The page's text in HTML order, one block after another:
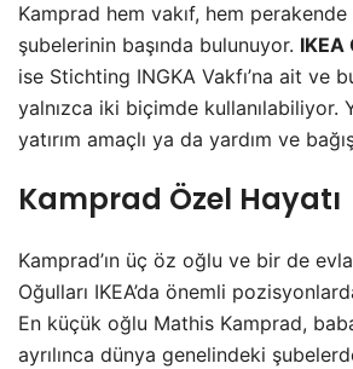
Kamprad hem vakıf, hem
şubelerinin başında bulunuyor. IKEA
ise Stichting INGKA Vakfı’na ait ve
yalnızca iki biçimde kullanılabiliyor.
yatırım amaçlı ya da yardım ve
Kamprad Özel Hayatı
Kamprad’ın üç öz oğlu ve bir de
Oğulları IKEA’da önemli
En küçük oğlu Mathis Kamprad,
ayrılınca dünya genelindeki